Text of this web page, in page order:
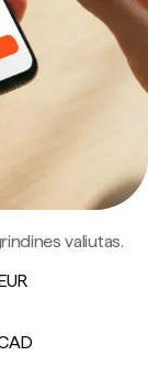
valiutas.